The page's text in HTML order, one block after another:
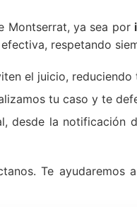
Montserrat, ya sea por
respetando
el juicio,
tu caso y te
desde la notificación
Te ayudaremos